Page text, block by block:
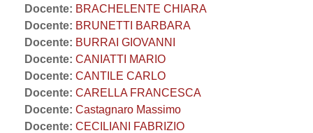
Docente: BRACHELENTE CHIARA
Docente: BRUNETTI BARBARA
Docente: BURRAI GIOVANNI
Docente: CANIATTI MARIO
Docente: CANTILE CARLO
Docente: CARELLA FRANCESCA
Docente: Castagnaro Massimo
Docente: CECILIANI FABRIZIO